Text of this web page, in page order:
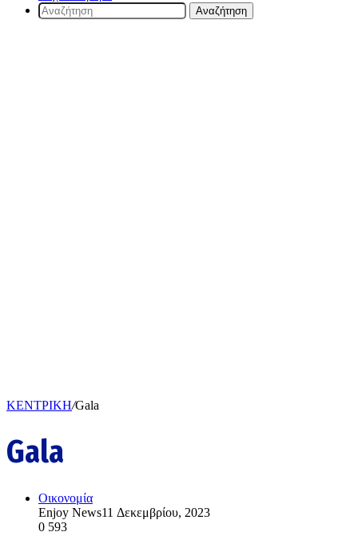
Αναζήτηση
ΚΕΝΤΡΙΚΗ/Gala
Gala
Οικονομία
Enjoy News11 Δεκεμβρίου, 2023
0 593